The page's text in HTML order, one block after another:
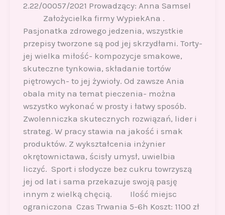
2.22/00057/2021 Prowadzący: Anna Samsel
Założycielka firmy WypiekAna .
Pasjonatka zdrowego jedzenia, wszystkie
przepisy tworzone są pod jej skrzydłami. Torty-
jej wielka miłość- kompozycje smakowe,
skuteczne tynkowia, składanie tortów
piętrowych- to jej żywioły. Od zawsze Ania
obala mity na temat pieczenia- można
wszystko wykonać w prosty i łatwy sposób.
Zwolenniczka skutecznych rozwiązań, lider i
strateg. W pracy stawia na jakość i smak
produktów. Z wykształcenia inżynier
okrętownictawa, ścisły umysł, uwielbia
liczyć. Sport i słodycze bez cukru towrzyszą
jej od lat i sama przekazuje swoją pasję
innym z wielką chęcią. Ilość miejsc
ograniczona Czas Trwania 5-6h Koszt: 1100 zł